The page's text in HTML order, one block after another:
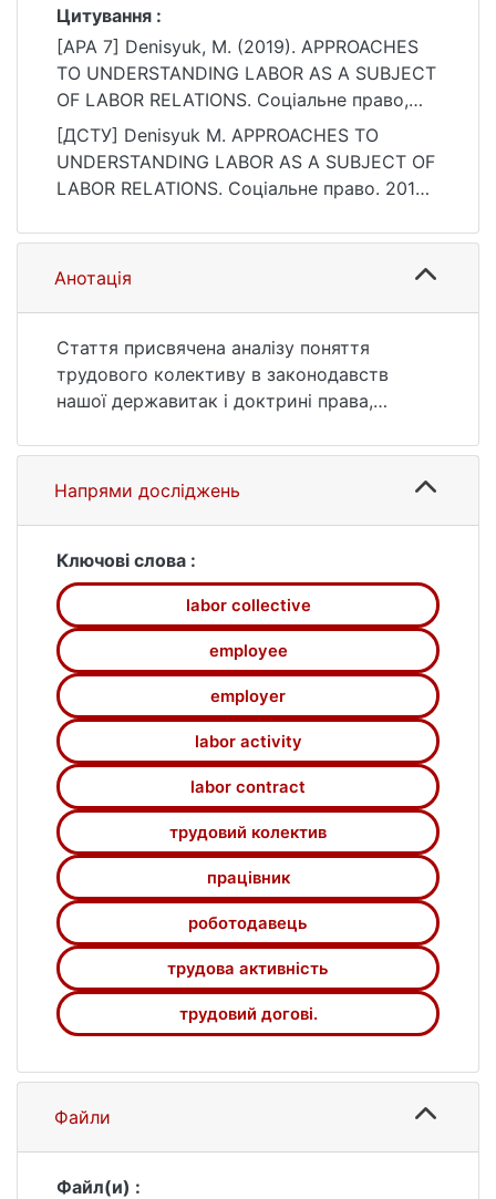
Цитування :
[APA 7] Denisyuk, M. (2019). APPROACHES
TO UNDERSTANDING LABOR AS A SUBJECT
OF LABOR RELATIONS. Соціальне право,
(2), 151–155.
https://doi.org/10.37440/soclaw.2019.02.23
[ДСТУ] Denisyuk M. APPROACHES TO
UNDERSTANDING LABOR AS A SUBJECT OF
LABOR RELATIONS. Соціальне право. 2019.
10.37440/soclaw.2019.02.23 (date of access:
25.07.2026).
Анотація
Стаття присвячена аналізу поняття
трудового колективу в законодавств
нашої державитак і доктрині права,
управління підприємством,виокремлено
проблеми визначення трудового
колективу як окремого суб’єкта трудових
відповідних проблем. Наголошується, що
участь працівників вуправлінні
підприємством створює правовий шлях
реалізації соціально-економічних
інтересівчленів трудового колективу
Напрями досліджень
Ключові слова :
labor collective
employee
employer
labor activity
labor contract
трудовий колектив
працівник
роботодавець
трудова активність
трудовий догові.
Файли
Файл(и) :